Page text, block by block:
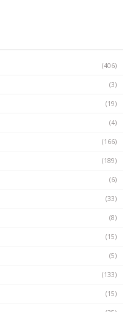
(406)
(3)
(19)
(4)
(166)
(189)
(6)
(33)
(8)
(15)
(5)
(133)
(15)